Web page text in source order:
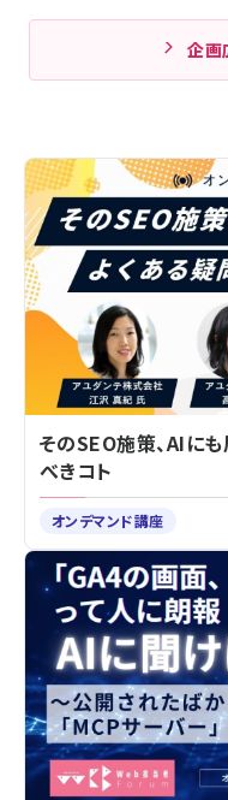
企画
そのSEO施策、AIに
べきコト
オンデマンド講座